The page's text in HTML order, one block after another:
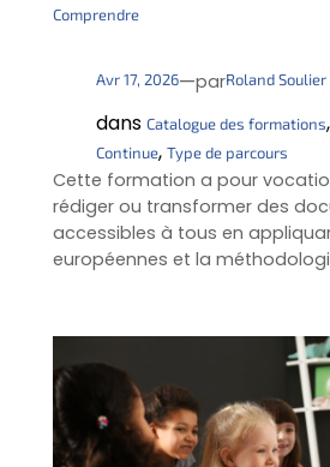
Comprendre
Avr 17, 2026—parRoland Soulier
dans Catalogue des formations,
Continue, Type de parcours
Cette formation a pour
rédiger ou transformer des
accessibles à tous en
européennes et la